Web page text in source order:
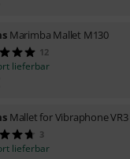
Marimba Mallet M130
12
lieferbar
Mallet for Vibraphone VR3
3
lieferbar